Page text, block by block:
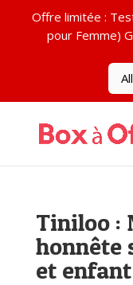
Tiniloo :
honnête
et enfant
Offre limitée :
pour Femme)